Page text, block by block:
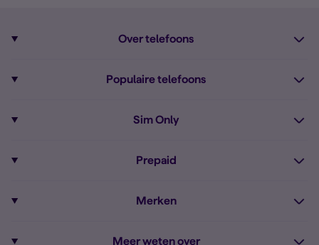
Over telefoons
Alle telefoons
Populaire telefoons
iPhone 16
Sim Only
Onbeperkt bellen
Zakelijk Sim Only abonnement
Prepaid
Merken
Meer weten over